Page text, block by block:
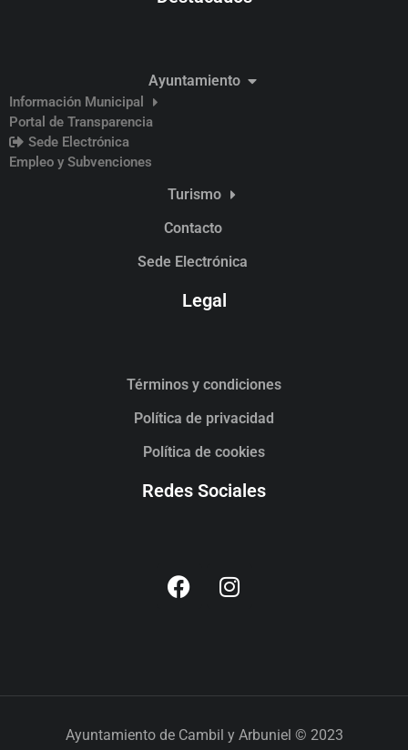
Ayuntamiento
Información Municipal
Portal de Transparencia
Sede Electrónica
Empleo y Subvenciones
Turismo
Contacto
Sede Electrónica
Legal
Términos y condiciones
Política de privacidad
Política de cookies
Redes Sociales
Ayuntamiento de Cambil y Arbuniel © 2023